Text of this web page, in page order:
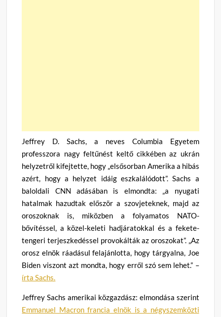
Jeffrey D. Sachs, a neves Columbia Egyetem
professzora nagy feltűnést keltő cikkében az ukrán
helyzetről kifejtette, hogy „elsősorban Amerika a hibás
azért, hogy a helyzet idáig eszkalálódott”. Sachs a
baloldali CNN adásában is elmondta: „a nyugati
hatalmak hazudtak először a szovjeteknek, majd az
oroszoknak is, miközben a folyamatos NATO-
bővítéssel, a közel-keleti hadjáratokkal és a fekete-
tengeri terjeszkedéssel provokálták az oroszokat”. „Az
orosz elnök ráadásul felajánlotta, hogy tárgyalna, Joe
Biden viszont azt mondta, hogy erről szó sem lehet.” –
írta Sachs.
Jeffrey Sachs amerikai közgazdász: elmondása szerint
Emmanuel Macron francia elnök is a négyszemközti